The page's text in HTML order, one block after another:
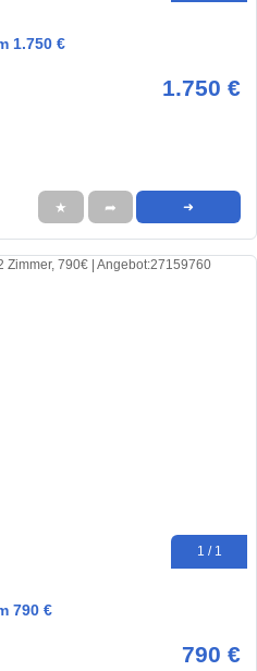
1.750 €
1.750 €
★ ➦ ➜
1 / 1
790 €
790 €